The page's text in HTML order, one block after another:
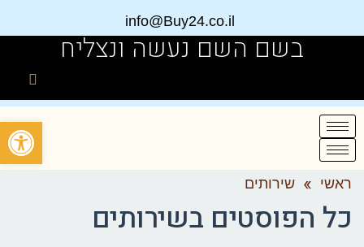
info@Buy24.co.il
בשם השם נעשה ונצליח
ראשי » שירותים
כל הפוסטים בשירותים